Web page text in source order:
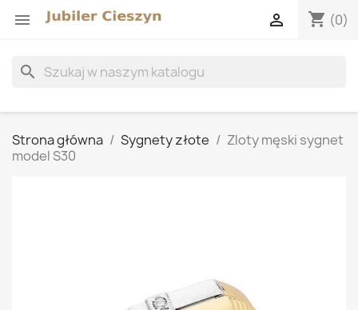
 shopping_cart (0)

search
Strona główna Sygnety złote
Zloty męski sygnet
model S30